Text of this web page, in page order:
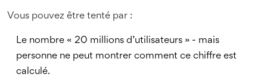
Vous pouvez être tenté par :
Le nombre « 20 millions d’utilisateurs » - mais
personne ne peut montrer comment ce chiffre est
calculé.